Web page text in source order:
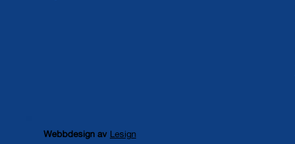
Webbdesign av Lesign